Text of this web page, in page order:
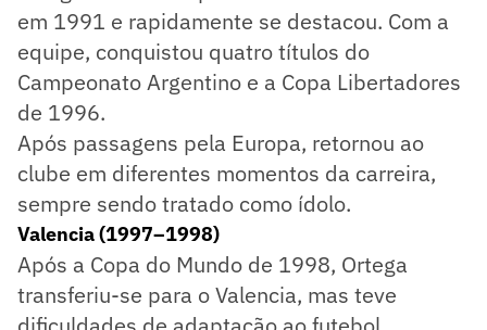
em 1991 e rapidamente se destacou. Com a
equipe, conquistou quatro títulos do
Campeonato Argentino e a Copa Libertadores
de 1996.
Após passagens pela Europa, retornou ao
clube em diferentes momentos da carreira,
sempre sendo tratado como ídolo.
Valencia (1997–1998)
Após a Copa do Mundo de 1998, Ortega
transferiu-se para o Valencia, mas teve